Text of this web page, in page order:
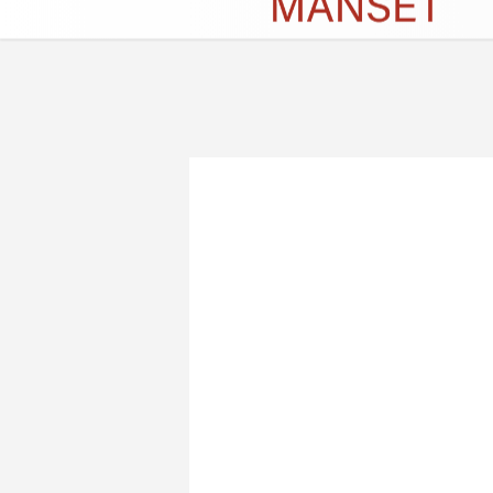
İletişim Çerez Politikası